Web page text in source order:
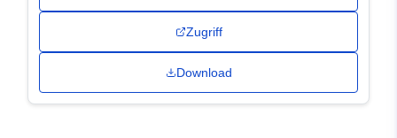
Zugriff
Download